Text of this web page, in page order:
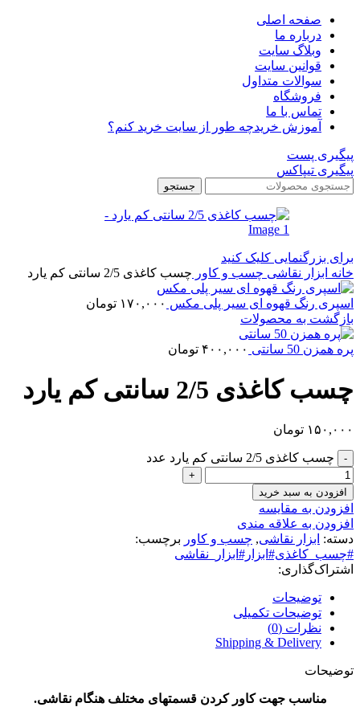
صفحه اصلی
درباره ما
وبلاگ سایت
قوانین سایت
سوالات متداول
فروشگاه
تماس با ما
آموزش خریدچه طور از سایت خرید کنم؟
پیگیری پست
پیگیری تیپاکس
جستجو
برای بزرگنمایی کلیک کنید
خانه ابزار نقاشی چسب و کاور چسب کاغذی 2/5 سانتی کم یارد
اسپری رنگ قهوه ای سیر پلی مکس ۱۷۰,۰۰۰ تومان
بازگشت به محصولات
پره همزن 50 سانتی ۴۰۰,۰۰۰ تومان
چسب کاغذی 2/5 سانتی کم یارد
۱۵۰,۰۰۰ تومان
چسب کاغذی 2/5 سانتی کم یارد عدد
افزودن به سبد خرید
افزودن به مقایسه
افزودن به علاقه مندی
دسته: ابزار نقاشی, چسب و کاور برچسب:
#چسب_کاغذی#ابزار#ابزار_نقاشی
اشتراک‌گذاری:
توضیحات
توضیحات تکمیلی
نظرات (0)
Shipping & Delivery
توضیحات
مناسب جهت کاور کردن قسمتهای مختلف هنگام نقاشی.